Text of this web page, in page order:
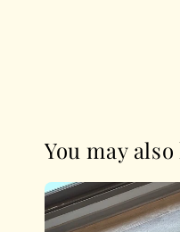
You may